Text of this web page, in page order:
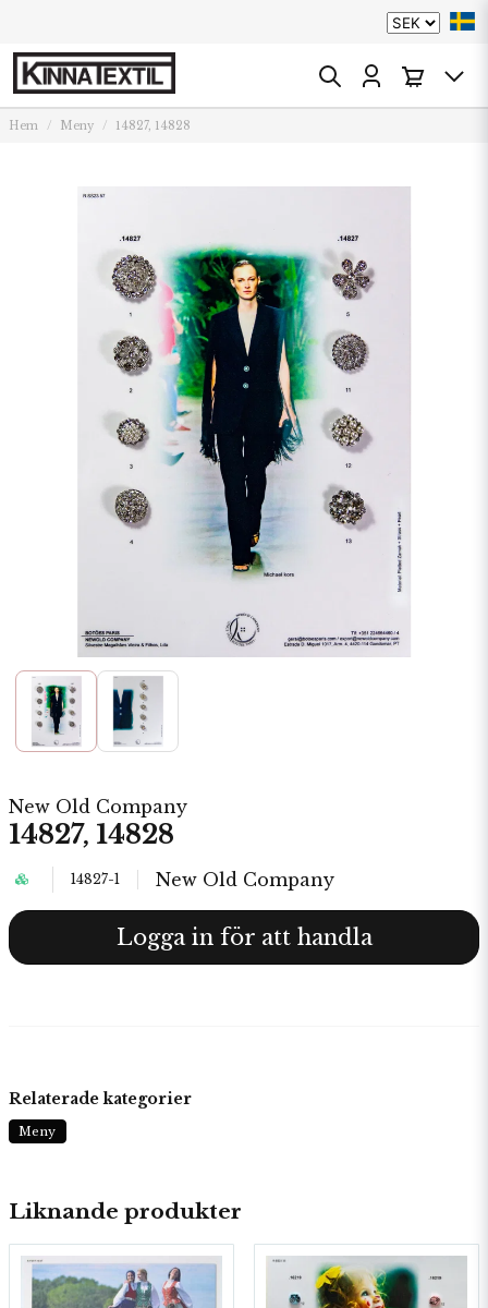
Hem Meny 14827, 14828
New Old Company
14827, 14828
14827-1 New Old Company
Logga in för att handla
Liknande produkter
Relaterade kategorier
Meny